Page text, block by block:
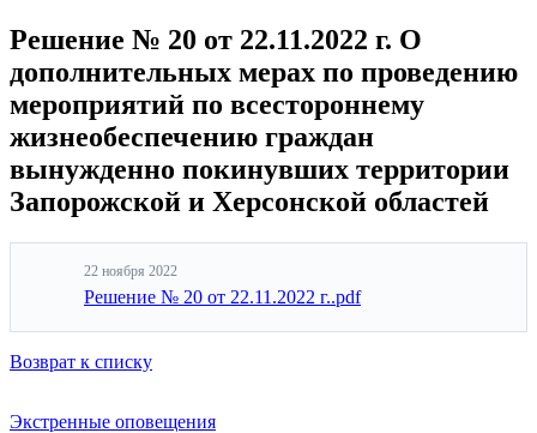
Решение № 20 от 22.11.2022 г. О
дополнительных мерах по проведению
мероприятий по всестороннему
жизнеобеспечению граждан
вынужденно покинувших территории
Запорожской и Херсонской областей
22 ноября 2022
Решение № 20 от 22.11.2022 г..pdf
Возврат к списку
Экстренные оповещения